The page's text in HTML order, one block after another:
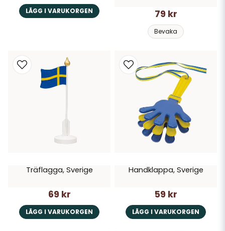
LÄGG I VARUKORGEN 79 kr
Bevaka
Träflagga, Sverige
69 kr
LÄGG I VARUKORGEN
Handklappa, Sverige
59 kr
LÄGG I VARUKORGEN